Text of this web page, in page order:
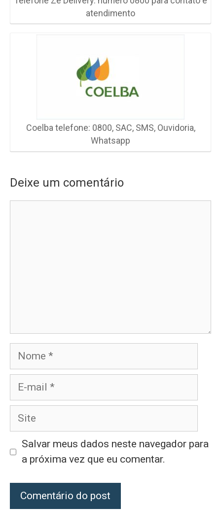
atendimento
Coelba telefone: 0800, SAC, SMS, Ouvidoria,
Whatsapp
Deixe um comentário
Nome
Site
Salvar meus dados neste navegador para
a próxima vez que eu comentar.